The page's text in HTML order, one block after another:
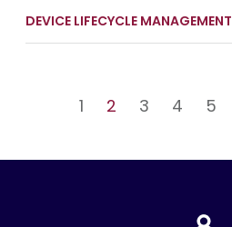
DEVICE LIFECYCLE MANAGEMENT
1 2 3 4 5